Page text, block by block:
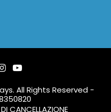
All Rights Reserved -
CANCELLAZIONE